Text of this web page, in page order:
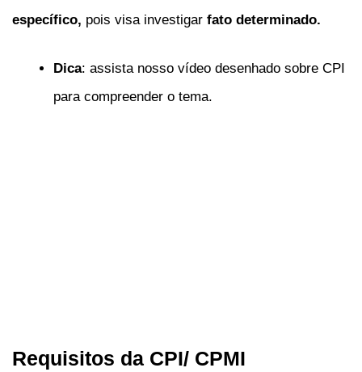
específico, pois visa investigar fato determinado.
Dica: assista nosso vídeo desenhado sobre CPI
para compreender o tema.
Requisitos da CPI/ CPMI